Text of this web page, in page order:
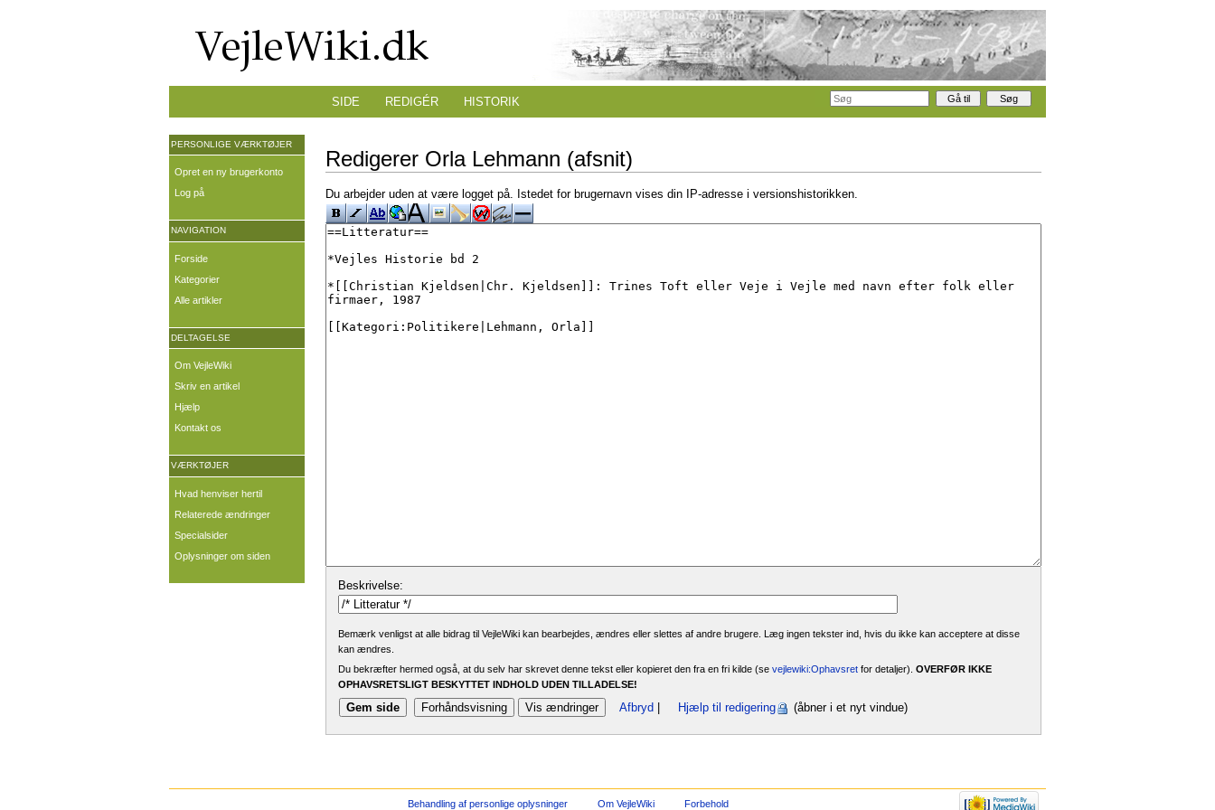
Redigerer Orla Lehmann (afsnit)
Du arbejder uden at være logget på. Istedet for brugernavn vises din IP-adresse i versionshistorikken.
Beskrivelse:
Bemærk venligst at alle bidrag til VejleWiki kan bearbejdes, ændres eller slettes af andre brugere. Læg ingen tekster ind, hvis du ikke kan acceptere at disse
kan ændres.
Du bekræfter hermed også, at du selv har skrevet denne tekst eller kopieret den fra en fri kilde (se vejlewiki:Ophavsretfor detaljer). OVERFØR IKKE
OPHAVSRETSLIGT BESKYTTET INDHOLD UDEN TILLADELSE!
Afbryd Hjælp til redigering (åbner i et nyt vindue)
SIDE REDIGÉR HISTORIK
PERSONLIGE VÆRKTØJER
Opret en ny brugerkonto
Log på
NAVIGATION
Forside
Kategorier
Alle artikler
DELTAGELSE
Om VejleWiki
Skriv en artikel
Hjælp
Kontakt os
VÆRKTØJER
Hvad henviser hertil
Relaterede ændringer
Specialsider
Oplysninger om siden
Behandling af personlige oplysninger Om VejleWiki Forbehold